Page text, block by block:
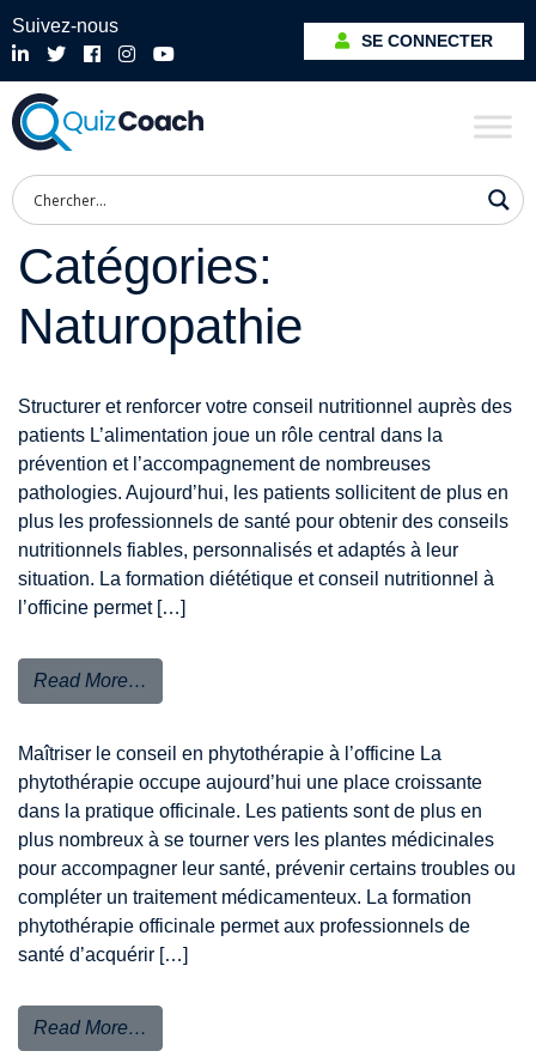
Suivez-nous
SE CONNECTER
Catégories:
Naturopathie
Structurer et renforcer votre conseil nutritionnel auprès des
patients L’alimentation joue un rôle central dans la
prévention et l’accompagnement de nombreuses
pathologies. Aujourd’hui, les patients sollicitent de plus en
plus les professionnels de santé pour obtenir des conseils
nutritionnels fiables, personnalisés et adaptés à leur
situation. La formation diététique et conseil nutritionnel à
l’officine permet […]
Read More…
Maîtriser le conseil en phytothérapie à l’officine La
phytothérapie occupe aujourd’hui une place croissante
dans la pratique officinale. Les patients sont de plus en
plus nombreux à se tourner vers les plantes médicinales
pour accompagner leur santé, prévenir certains troubles ou
compléter un traitement médicamenteux. La formation
phytothérapie officinale permet aux professionnels de
santé d’acquérir […]
Read More…